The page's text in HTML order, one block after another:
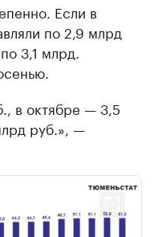
Если в
по 2,9 млрд
3,1 млрд.
в октябре — 3,5
руб.», —